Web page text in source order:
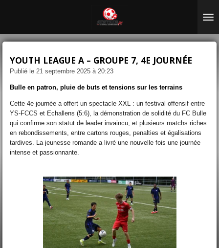
principal
YOUTH LEAGUE A – GROUPE 7, 4E JOURNÉE
Publié le 21 septembre 2025 à 20:23
Bulle en patron, pluie de buts et tensions sur les terrains
Cette 4e journée a offert un spectacle XXL : un festival offensif entre
YS-FCCS et Echallens (5:6), la démonstration de solidité du FC Bulle
qui confirme son statut de leader invaincu, et plusieurs matchs riches
en rebondissements, entre cartons rouges, penalties et égalisations
tardives. La jeunesse romande a livré une nouvelle fois une journée
intense et passionnante.